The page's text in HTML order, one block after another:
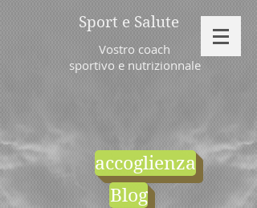
Sport e Salute
Vostro coach
sportivo e nutrizionnale
accoglienza
Blog